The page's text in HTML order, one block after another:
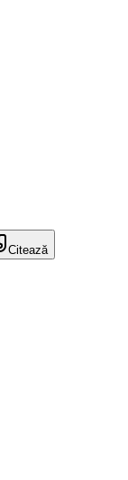
Citează